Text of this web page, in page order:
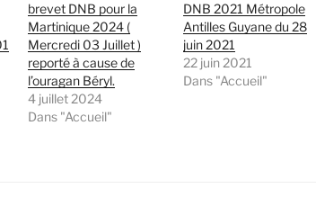
brevet DNB pour la
Martinique 2024 (
Mercredi 03 Juillet )
reporté à cause de
l’ouragan Béryl.
4 juillet 2024
Dans "Accueil"
DNB 2021 Métropole
Antilles Guyane du 28
juin 2021
22 juin 2021
Dans "Accueil"